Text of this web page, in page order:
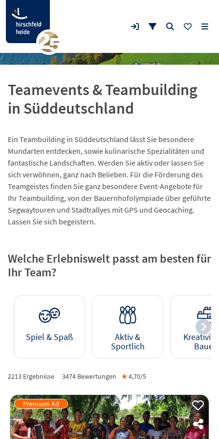
Teamevents & Teambuilding
in Süddeutschland
Ein Teambuilding in Süddeutschland lässt Sie besondere
Mundarten entdecken, sowie kulinarische Spezialitäten und
fantastische Landschaften. Werden Sie aktiv oder lassen Sie
sich verwöhnen, ganz nach Belieben. Für die Förderung des
Teamgeistes finden Sie ganz besondere Event-Angebote für
Ihr Teambuilding, von der Bauernhofolympiade über geführte
Segwaytouren und Stadtrallyes mit GPS und Geocaching.
Lassen Sie sich begeistern.
Welche Erlebniswelt passt am besten für
Ihr Team?
Spiel & Spaß
Aktiv &
Sportlich
Bauen
2213 Ergebnisse 3474 Bewertungen ★4,70/5